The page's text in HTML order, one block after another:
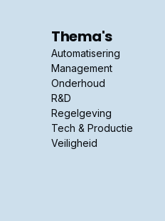
Thema's
Automatisering
Management
Onderhoud
R&D
Regelgeving
Tech & Productie
Veiligheid